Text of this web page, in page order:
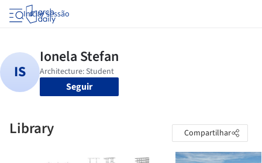
Iniciar sessão
Seguir
Library Compartilhar